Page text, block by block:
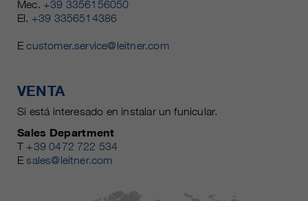
Mec. +39 3356156050
El. +39 3356514386
Ecustomer.service@leitner.com
VENTA
Si está interesado en instalar un funicular.
Sales Department
T +39 0472 722 534
Esales@leitner.com